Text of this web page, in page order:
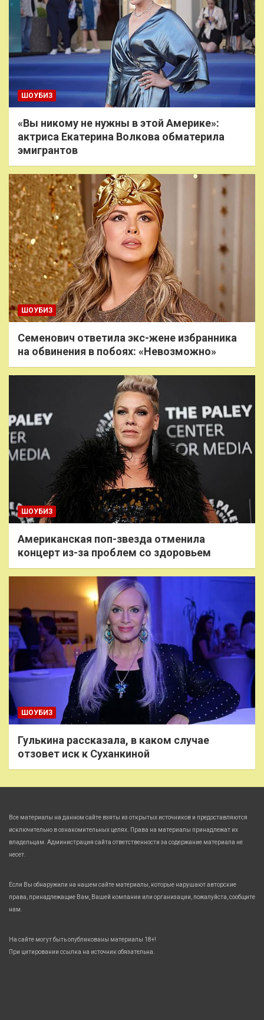
ШОУБИЗ
«Вы никому не нужны в этой Америке»:
актриса Екатерина Волкова обматерила
эмигрантов
ШОУБИЗ
Семенович ответила экс-жене избранника
на обвинения в побоях: «Невозможно»
ШОУБИЗ
Американская поп-звезда отменила
концерт из-за проблем со здоровьем
ШОУБИЗ
Гулькина рассказала, в каком случае
отзовет иск к Суханкиной
Все материалы на данном сайте взяты из открытых источников и предоставляются
исключительно в ознакомительных целях. Права на материалы принадлежат их
владельцам. Администрация сайта ответственности за содержание материала не
несет.
Если Вы обнаружили на нашем сайте материалы, которые нарушают авторские
права, принадлежащие Вам, Вашей компании или организации, пожалуйста, сообщите
нам.
На сайте могут быть опубликованы материалы 18+!
При цитировании ссылка на источник обязательна.